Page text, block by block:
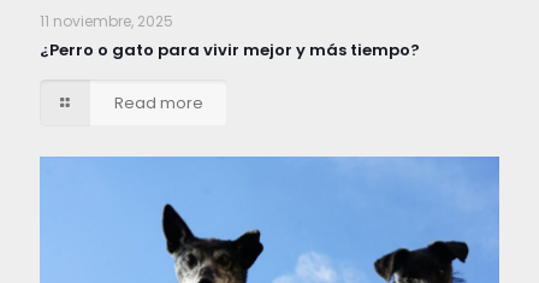
11 noviembre, 2025
¿Perro o gato para vivir mejor y más tiempo?
Read more